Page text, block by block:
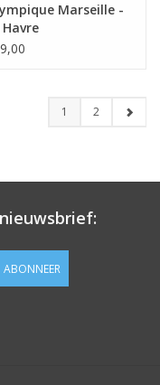
Marseille -
Havre
1 2
ABONNEER